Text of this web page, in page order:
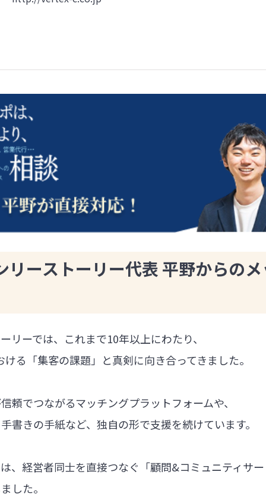
リーストーリー代表 平野からの
リーでは、これまで10年以上にわたり、
る「集客の課題」と真剣に向き合ってきました。
頼でつながるマッチングプラットフォームや、
書きの手紙など、独自の形で支援を続けています。
、経営者同士を直接つなぐ「顧問&コミュニティサ
した。